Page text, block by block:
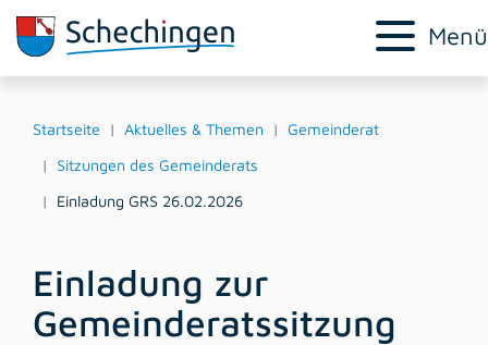
Menü
Startseite Aktuelles & Themen
Gemeinderat
Sitzungen des Gemeinderats
Einladung GRS 26.02.2026
Einladung zur
Gemeinderatssitzung